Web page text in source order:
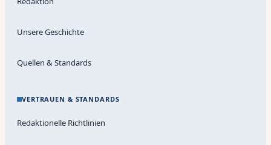
Unsere Geschichte
Quellen & Standards
VERTRAUEN & STANDARDS
Redaktionelle Richtlinien